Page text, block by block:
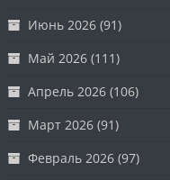
Июнь 2026 (91)
Май 2026 (111)
Апрель 2026 (106)
Март 2026 (91)
Февраль 2026 (97)